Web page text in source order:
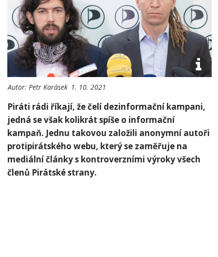
Autor: Petr Karásek 1. 10. 2021
Piráti rádi říkají, že čelí dezinformační kampani,
jedná se však kolikrát spíše o informační
kampaň. Jednu takovou založili anonymní autoři
protipirátského webu, který se zaměřuje na
mediální články s kontroverzními výroky všech
členů Pirátské strany.